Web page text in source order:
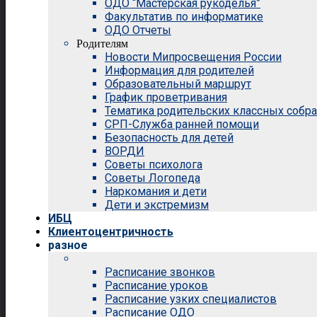
ОДО “Мастерская рукоделья”
Факультатив по информатике
ОДО Отчеты
Родителям
Новости Мипросвещения России
Информация для родителей
Образовательный маршрут
График проветривания
Тематика родительских классных
СРП-Служба ранней помощи
Безопасность для детей
ВОРДИ
Советы психолога
Советы Логопеда
Наркомания и дети
Дети и экстремизм
ИБЦ
Клиентоцентричность
разное
Расписание звонков
Расписание уроков
Расписание узких специалистов
Расписание ОДО